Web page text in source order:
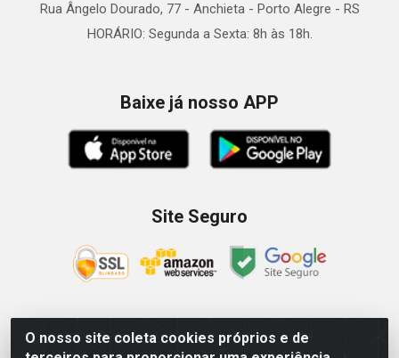
O nosso site coleta cookies próprios e de
Rua Ângelo Dourado, 77 - Anchieta - Porto Alegre - RS
HORÁRIO: Segunda a Sexta: 8h às 18h.
Baixe já nosso APP
Site Seguro
Zein Importação e Comércio LTDA - Av. Senador Queiróz, 274